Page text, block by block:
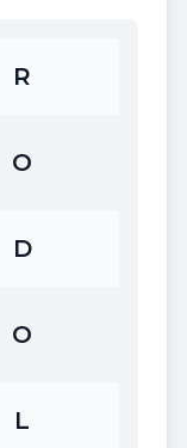
R
O
D
O
L